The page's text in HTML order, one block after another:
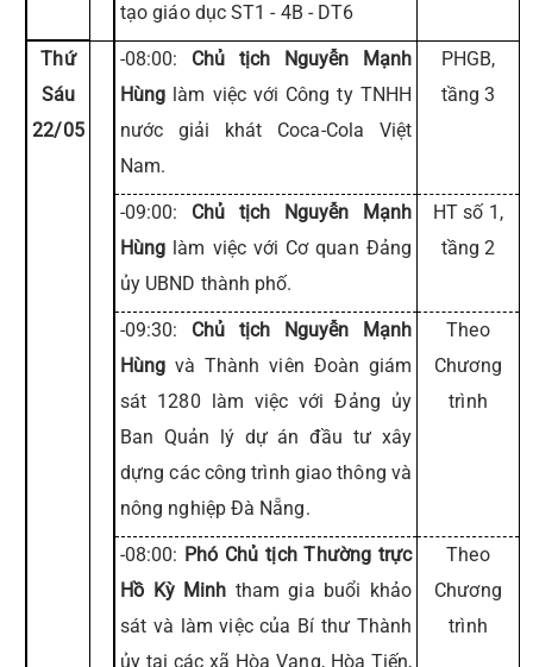
tạo giáo dục ST1 - 4B - DT6
Thứ
Sáu
22/05
-08:00: Chủ tịch Nguyễn Mạnh
Hùng làm việc với Công ty TNHH
nước giải khát Coca-Cola Việt
Nam.
PHGB,
tầng 3
-09:00: Chủ tịch Nguyễn Mạnh
Hùng làm việc với Cơ quan Đảng
ủy UBND thành phố.
HT số 1,
tầng 2
-09:30: Chủ tịch Nguyễn Mạnh
Hùng và Thành viên Đoàn giám
sát 1280 làm việc với Đảng ủy
Ban Quản lý dự án đầu tư xây
dựng các công trình giao thông và
nông nghiệp Đà Nẵng.
Theo
Chương
trình
-08:00: Phó Chủ tịch Thường trực
Hồ Kỳ Minh tham gia buổi khảo
sát và làm việc của Bí thư Thành
ủy tại các xã Hòa Vang, Hòa Tiến,
Theo
Chương
trình